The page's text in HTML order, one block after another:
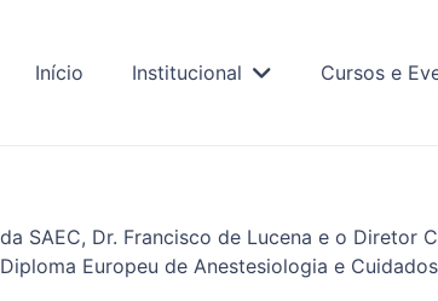
Início Institucional Cursos e
SAEC, Dr. Francisco de Lucena e o Diretor
Europeu de Anestesiologia e